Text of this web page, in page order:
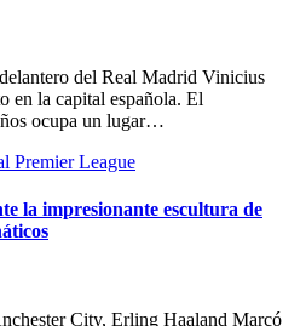
del Real Madrid Vinicius
en la capital española. El
ocupa un lugar…
Premier League
la impresionante escultura de
City, Erling Haaland Marcó